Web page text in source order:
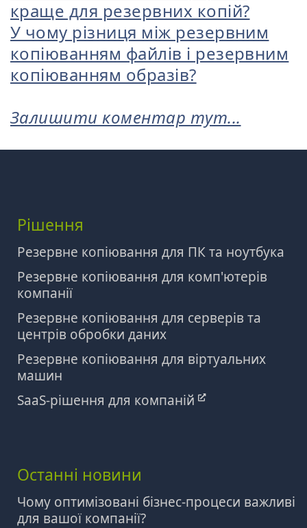
краще для резервних копій?
У чому різниця між резервним
копіюванням файлів і резервним
копіюванням образів?
Залишити коментар тут...
Рішення
Резервне копіювання для ПК та ноутбука
Резервне копіювання для комп'ютерів
компанії
Резервне копіювання для серверів та
центрів обробки даних
Резервне копіювання для віртуальних
машин
SaaS-рішення для компаній
Останні новини
Чому оптимізовані бізнес-процеси важливі
для вашої компанії?